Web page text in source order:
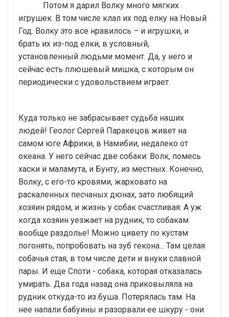
Потом я дарил Волку много мягких
игрушек. В том числе клал их под елку на Новый
Год. Волку это все нравилось – и игрушки, и
брать их из-под елки, в условный,
установленный людьми момент. Да, у него и
сейчас есть плюшевый мишка, с которым он
периодически с удовольствием играет.
Куда только не забрасывает судьба наших
людей! Геолог Сергей Паракецов живет на
самом юге Африки, в Намибии, недалеко от
океана. У него сейчас две собаки: Волк, помесь
хаски и маламута, и Бунту, из местных. Конечно,
Волку, с его-то кровями, жарковато на
раскаленных песчаных дюнах, зато любящий
хозяин рядом, и жизнь у собак счастливая. А уж
когда хозяин уезжает на рудник, то собакам
вообще раздолье! Можно цивету по кустам
погонять, попробовать на зуб гекона... Там целая
собачья стая, в том числе дети и внуки славной
пары. И еще Споти - собака, которая отказалась
умирать. Два года назад она приковыляла на
рудник откуда-то из буша. Потерялась там. На
нее напали бабуины и разорвали ее шкуру - они